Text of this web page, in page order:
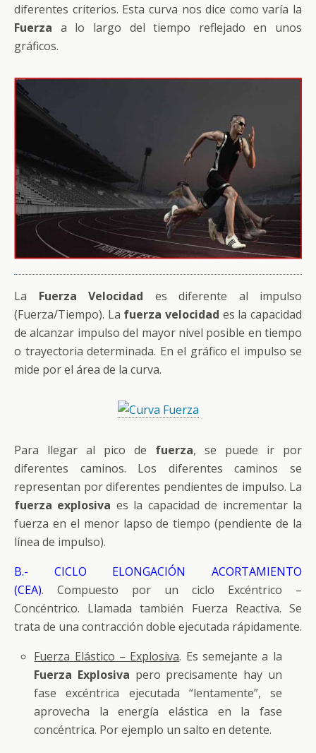
diferentes criterios. Esta curva nos dice como varía la
Fuerza a lo largo del tiempo reflejado en unos
gráficos.
La Fuerza Velocidad es diferente al impulso
(Fuerza/Tiempo). La fuerza velocidad es la capacidad
de alcanzar impulso del mayor nivel posible en tiempo
o trayectoria determinada. En el gráfico el impulso se
mide por el área de la curva.
Para llegar al pico de fuerza, se puede ir por
diferentes caminos. Los diferentes caminos se
representan por diferentes pendientes de impulso. La
fuerza explosiva es la capacidad de incrementar la
fuerza en el menor lapso de tiempo (pendiente de la
línea de impulso).
B.- CICLO ELONGACIÓN ACORTAMIENTO
(CEA). Compuesto por un ciclo Excéntrico –
Concéntrico. Llamada también Fuerza Reactiva. Se
trata de una contracción doble ejecutada rápidamente.
Fuerza Elástico – Explosiva. Es semejante a la
Fuerza Explosiva pero precisamente hay un
fase excéntrica ejecutada “lentamente”, se
aprovecha la energía elástica en la fase
concéntrica. Por ejemplo un salto en detente.